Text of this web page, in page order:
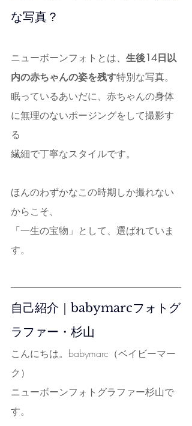
な写真？
ニューボーンフォトとは、 生後14日以
内の赤ちゃんの姿を残す特別な写真。
眠っているあいだに、赤ちゃんの身体
に無理のないポージングをして撮影す
る
繊細で丁寧なスタイルです。
ほんのわずかなこの時期しか撮れない
からこそ、
「一生の宝物」として、選ばれていま
す。
自己紹介｜babymarcフォトグ
ラファー・杉山
こんにちは。babymarc（ベイビーマー
ク）
ニューボーンフォトグラファー杉山で
す。